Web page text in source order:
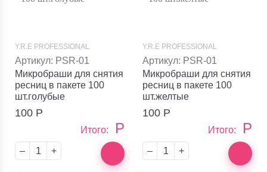
Y.R.E PROFESSIONAL
Артикул: PSR-01
Микробраши для снятия
ресниц в пакете 100
шт.голубые
100 Р
Итого: Р
– +
Y.R.E PROFESSIONAL
Артикул: PSR-01
Микробраши для снятия
ресниц в пакете 100
шт.желтые
100 Р
Итого: Р
– +